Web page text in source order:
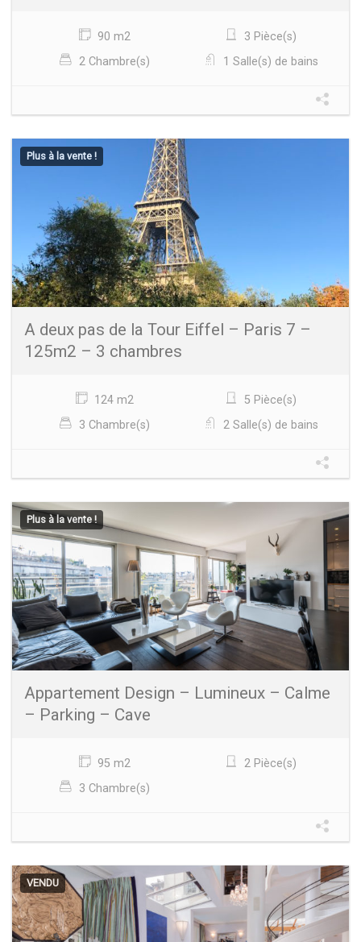
90 m2
3 Pièce(s)
2 Chambre(s)
1 Salle(s) de bains
Plus à la vente !
A deux pas de la Tour Eiffel – Paris 7 –
125m2 – 3 chambres
124 m2
5 Pièce(s)
3 Chambre(s)
2 Salle(s) de bains
Plus à la vente !
Appartement Design – Lumineux – Calme
– Parking – Cave
95 m2
2 Pièce(s)
3 Chambre(s)
VENDU